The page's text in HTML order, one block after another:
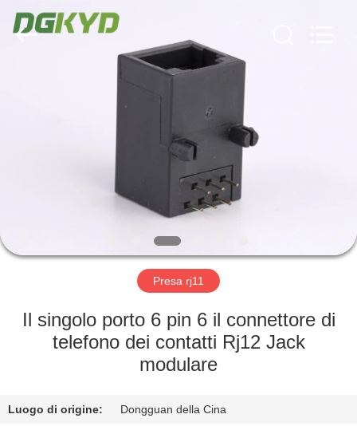
PRODOTTI
CIRCA
GIRO
Keyouda
Electronic
Technology
Presa rj11
Il singolo porto 6 pin 6 il connettore di
telefono dei contatti Rj12 Jack
modulare
Luogo di origine: Dongguan della Cina